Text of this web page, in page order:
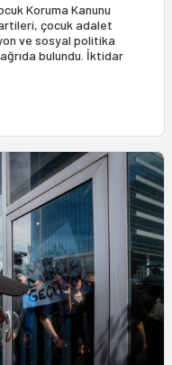
Koruma Kanunu
çocuk adalet
ve sosyal politika
bulundu. İktidar